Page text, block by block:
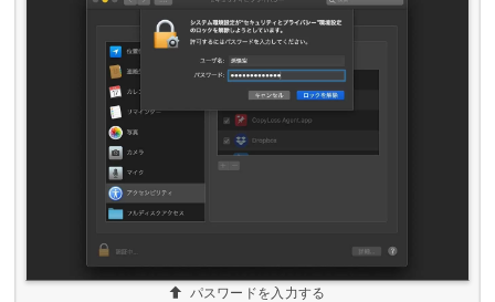
パスワードを入力する